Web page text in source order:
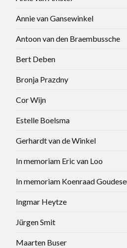
Annie van Gansewinkel
Antoon van den Braembussche
Bert Deben
Bronja Prazdny
Cor Wijn
Estelle Boelsma
Gerhardt van de Winkel
In memoriam Eric van Loo
In memoriam Koenraad
Ingmar Heytze
Jürgen Smit
Maarten Buser